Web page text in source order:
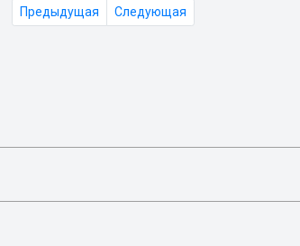
Предыдущая Следующая